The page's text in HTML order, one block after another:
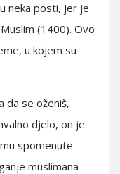
neka posti, jer je
(1400). Ovo
u kojem su
da se oženiš,
djelo, on je
spomenute
muslimana